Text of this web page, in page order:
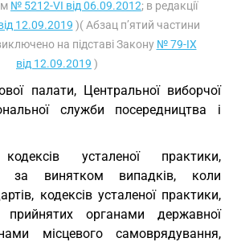
№ 5212-VI від 06.09.2012; в редакції
12.09.2019 )( Абзац п’ятий частини
на підставі Закону № 79-IX
від 12.09.2019 )
палати, Центральної виборчої
служби посередництва і
кодексів усталеної практики,
за винятком випадків, коли
кодексів усталеної практики,
прийнятих органами державної
місцевого самоврядування,